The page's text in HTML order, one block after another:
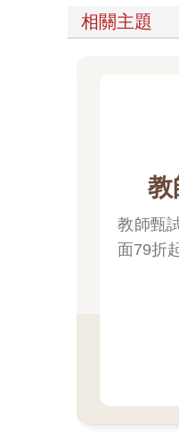
相關主題
教
教師甄
面79折